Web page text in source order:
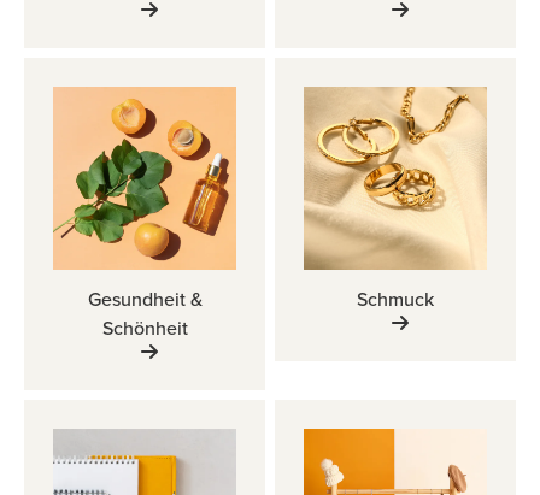
Gesundheit &
Schönheit
Schmuck